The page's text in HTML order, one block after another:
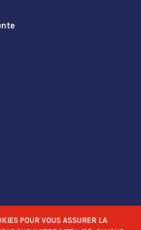
POUR VOUS ASSURER LA